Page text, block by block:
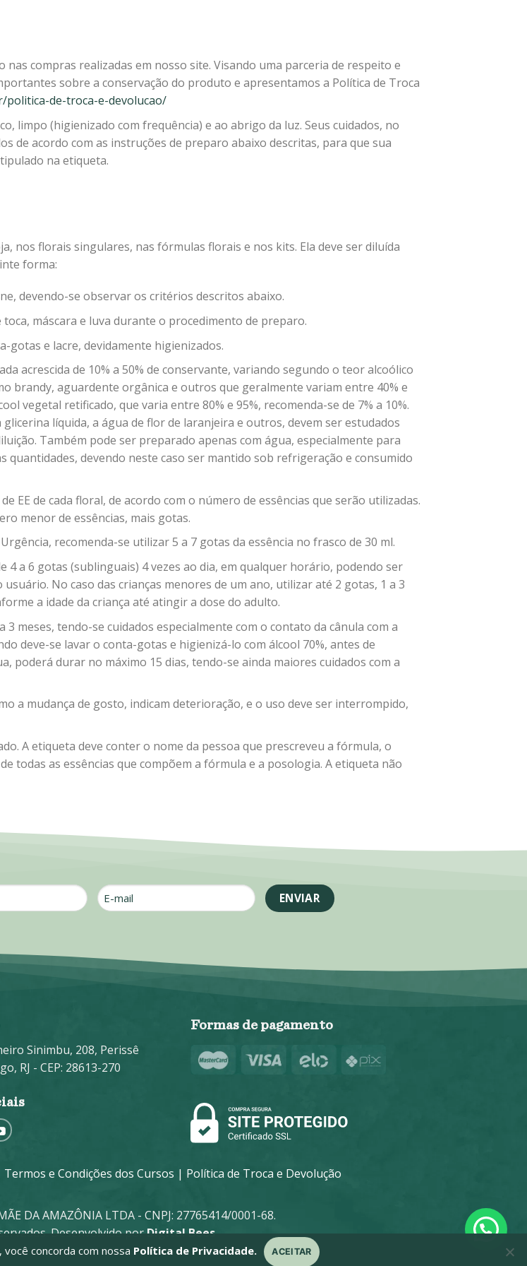
compras realizadas em nosso site. Visando uma parceria de respeito e
sobre a conservação do produto e apresentamos a Política de Troca
politica-de-troca-e-devolucao/
limpo (higienizado com frequência) e ao abrigo da luz. Seus cuidados, no
de acordo com as instruções de preparo abaixo descritas, para que sua
na etiqueta.
nos florais singulares, nas fórmulas florais e nos kits. Ela deve ser diluída
forma:
devendo-se observar os critérios descritos abaixo.
máscara e luva durante o procedimento de preparo.
gotas e lacre, devidamente higienizados.
acrescida de 10% a 50% de conservante, variando segundo o teor alcoólico
brandy, aguardente orgânica e outros que geralmente variam entre 40% e
vegetal retificado, que varia entre 80% e 95%, recomenda-se de 7% a 10%.
líquida, a água de flor de laranjeira e outros, devem ser estudados
Também pode ser preparado apenas com água, especialmente para
quantidades, devendo neste caso ser mantido sob refrigeração e consumido
EE de cada floral, de acordo com o número de essências que serão utilizadas.
menor de essências, mais gotas.
recomenda-se utilizar 5 a 7 gotas da essência no frasco de 30 ml.
4 a 6 gotas (sublinguais) 4 vezes ao dia, em qualquer horário, podendo ser
No caso das crianças menores de um ano, utilizar até 2 gotas, 1 a 3
a idade da criança até atingir a dose do adulto.
meses, tendo-se cuidados especialmente com o contato da cânula com a
deve-se lavar o conta-gotas e higienizá-lo com álcool 70%, antes de
poderá durar no máximo 15 dias, tendo-se ainda maiores cuidados com a
a mudança de gosto, indicam deterioração, e o uso deve ser interrompido,
A etiqueta deve conter o nome da pessoa que prescreveu a fórmula, o
todas as essências que compõem a fórmula e a posologia. A etiqueta não
E-
mail
Sinimbu, 208, Perissê
RJ - CEP: 28613-270
Formas de pagamento
Termos e Condições dos Cursos | Política de Troca e Devolução
DA AMAZÔNIA LTDA - CNPJ: 27765414/0001-68.
Desenvolvido porDigital Bees
concorda com nossa Política de Privacidade. ACEITAR